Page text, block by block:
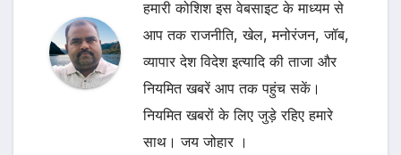
हमारी कोशिश इस वेबसाइट के माध्यम से
आप तक राजनीति, खेल, मनोरंजन, जॉब,
व्यापार देश विदेश इत्यादि की ताजा और
नियमित खबरें आप तक पहुंच सकें।
नियमित खबरों के लिए जुड़े रहिए हमारे
साथ। जय जोहार ।